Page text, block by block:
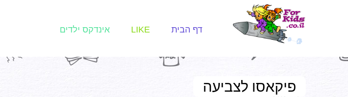
דף הבית LIKE אינדקס ילדים
פיקאסו לצביעה